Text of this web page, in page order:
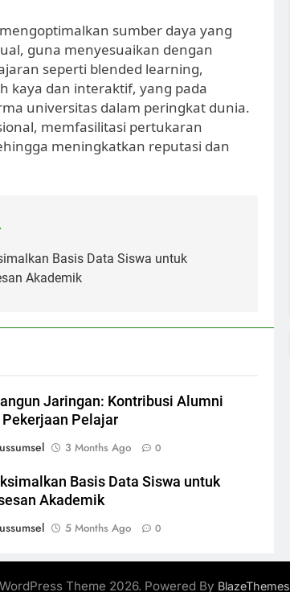
sumber daya yang
guna menyesuaikan dengan
seperti blended learning,
kaya dan interaktif, yang pada
universitas dalam peringkat dunia.
memfasilitasi pertukaran
meningkatkan reputasi dan
Basis Data Siswa untuk
Akademik
Jaringan: Kontribusi Alumni
Pelajar
3 Months Ago 0
Basis Data Siswa untuk
Akademik
5 Months Ago 0
Theme 2026. Powered By BlazeThemes